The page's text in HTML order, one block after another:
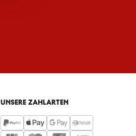
UNSERE ZAHLARTEN